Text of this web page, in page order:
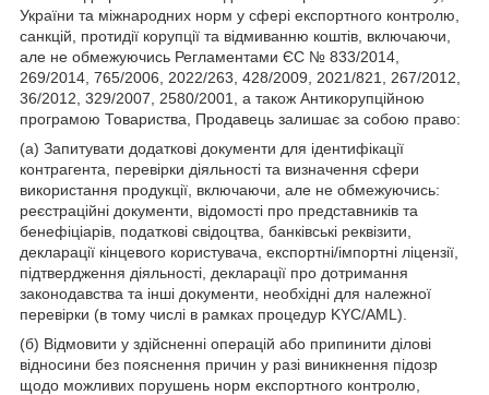
України та міжнародних норм у сфері експортного контролю,
санкцій, протидії корупції та відмиванню коштів, включаючи,
але не обмежуючись Регламентами ЄС № 833/2014,
269/2014, 765/2006, 2022/263, 428/2009, 2021/821, 267/2012,
36/2012, 329/2007, 2580/2001, а також Антикорупційною
програмою Товариства, Продавець залишає за собою право:
(а) Запитувати додаткові документи для ідентифікації
контрагента, перевірки діяльності та визначення сфери
використання продукції, включаючи, але не обмежуючись:
реєстраційні документи, відомості про представників та
бенефіціарів, податкові свідоцтва, банківські реквізити,
декларації кінцевого користувача, експортні/імпортні ліцензії,
підтвердження діяльності, декларації про дотримання
законодавства та інші документи, необхідні для належної
перевірки (в тому числі в рамках процедур KYC/AML).
(б) Відмовити у здійсненні операцій або припинити ділові
відносини без пояснення причин у разі виникнення підозр
щодо можливих порушень норм експортного контролю,